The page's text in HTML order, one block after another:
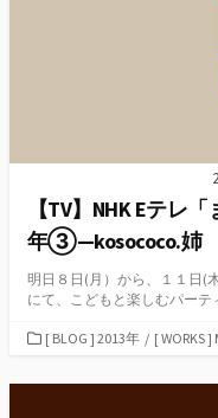
【TV】NHK Eテレ
年③—kosococo.姉
明日８日(月）から、１１日(
にて、こどもと楽しむパー
カ
ゴ
[ BLOG ] 2013年 / [ WORKS ]